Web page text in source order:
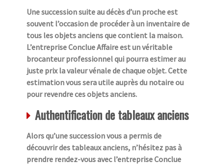
Une succession suite au décès d’un proche est
souvent l’occasion de procéder à un inventaire de
tous les objets anciens que contient la maison.
L’entreprise Conclue Affaire est un véritable
brocanteur professionnel qui pourra estimer au
juste prix la valeur vénale de chaque objet. Cette
estimation vous sera utile auprès du notaire ou
pour revendre ces objets anciens.
Authentification de tableaux anciens
Alors qu’une succession vous a permis de
découvrir des tableaux anciens, n’hésitez pas à
prendre rendez-vous avec l’entreprise Conclue